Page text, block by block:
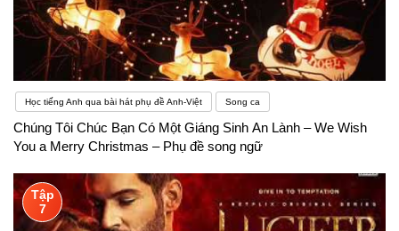
Học tiếng Anh qua bài hát phụ đề Anh-Việt Song ca
Chúng Tôi Chúc Bạn Có Một Giáng Sinh An Lành – We Wish
You a Merry Christmas – Phụ đề song ngữ
Tập
7